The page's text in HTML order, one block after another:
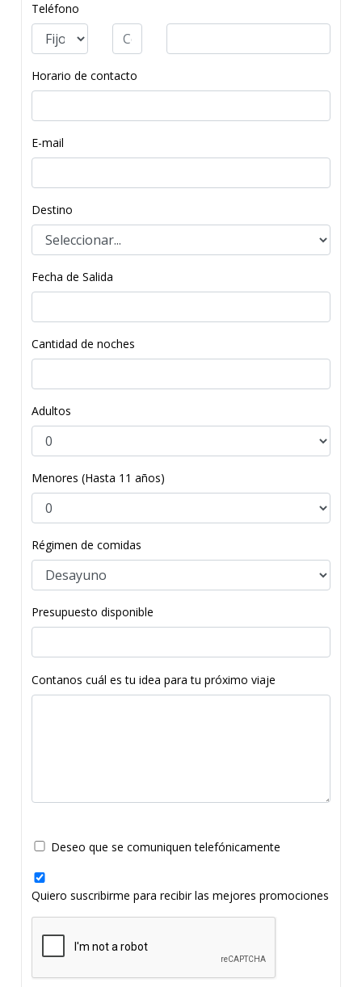
Teléfono
Horario de contacto
E-mail
Destino
Fecha de Salida
Cantidad de noches
Adultos
Menores (Hasta 11 años)
Régimen de comidas
Presupuesto disponible
Contanos cuál es tu idea para tu próximo viaje
Deseo que se comuniquen telefónicamente
Quiero suscribirme para recibir las mejores promociones